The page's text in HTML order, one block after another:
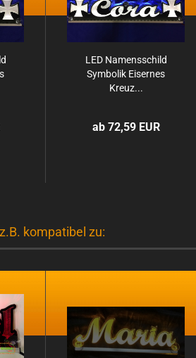
LED Na­mens­schild
Sym­bo­lik Ei­ser­nes
Kreuz...
ab 72,59 EUR
kompatibel zu: